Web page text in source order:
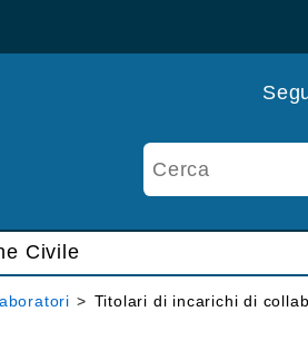
Civile
> Titolari di incarichi di